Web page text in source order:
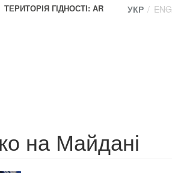
ТЕРИТОРІЯ ГІДНОСТІ: AR
УКР ENG
на Майдані